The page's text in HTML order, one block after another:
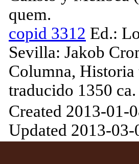
quem.
copid 3312 Ed.:
Sevilla: Jakob
Columna, Historia
traducido 1350 ca.
Created 2013-01-
Updated 2013-03-